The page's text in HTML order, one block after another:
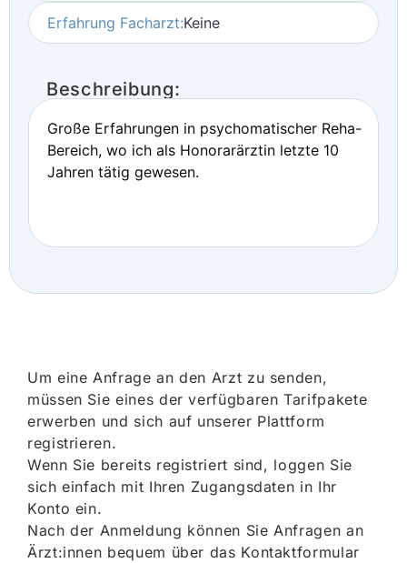
Erfahrung Facharzt:Keine
Beschreibung:
Große Erfahrungen in psychomatischer Reha-
Bereich, wo ich als Honorarärztin letzte 10
Jahren tätig gewesen.
Um eine Anfrage an den Arzt zu senden,
müssen Sie eines der verfügbaren Tarifpakete
erwerben und sich auf unserer Plattform
registrieren.
Wenn Sie bereits registriert sind, loggen Sie
sich einfach mit Ihren Zugangsdaten in Ihr
Konto ein.
Nach der Anmeldung können Sie Anfragen an
Ärzt:innen bequem über das Kontaktformular